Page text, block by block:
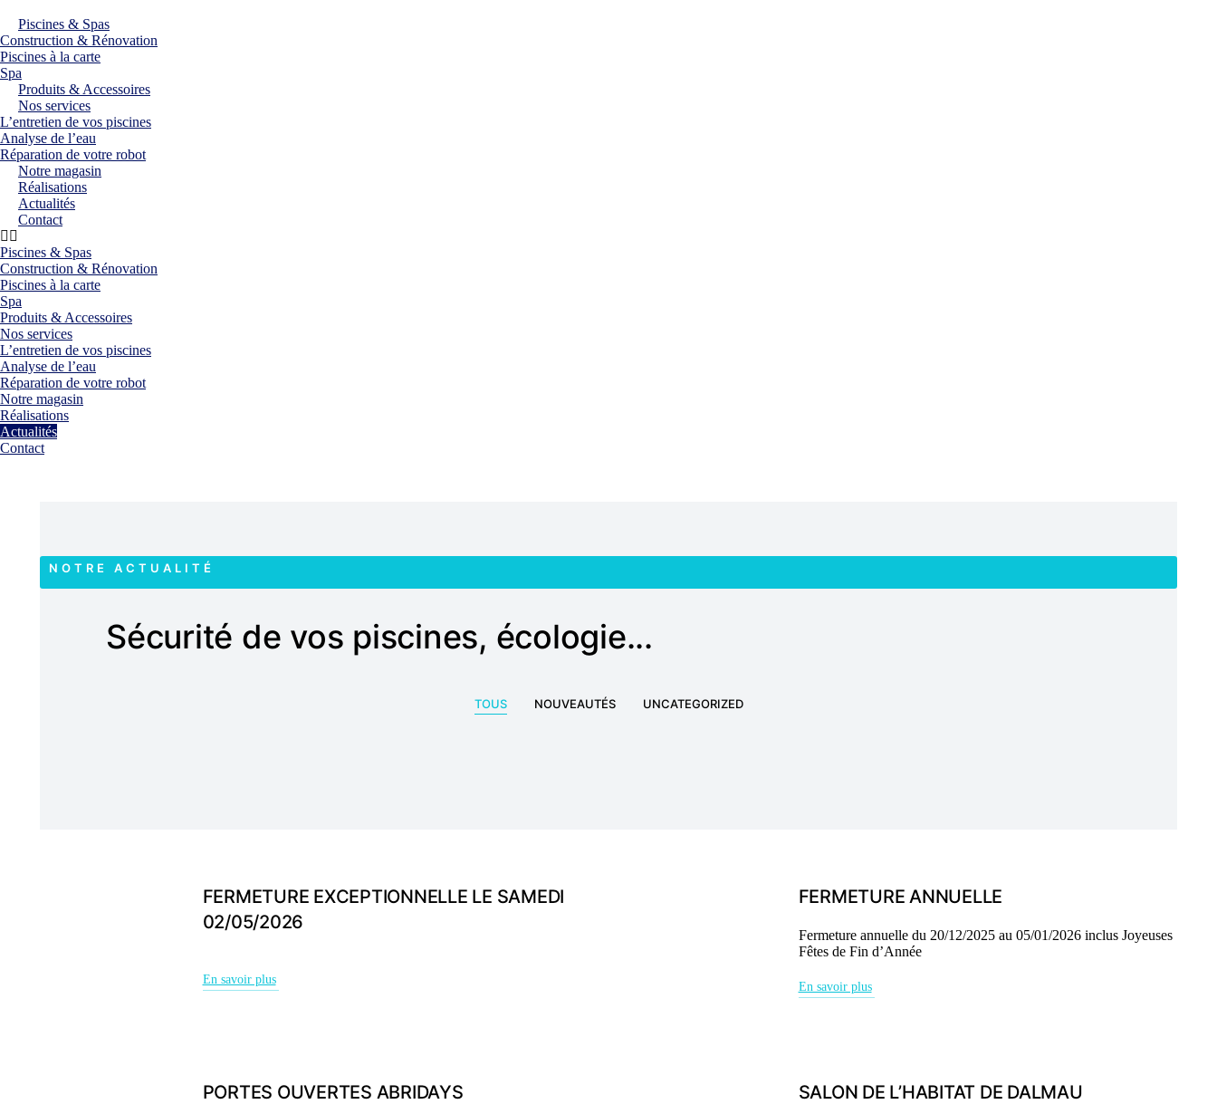
Piscines & Spas
Construction & Rénovation
Piscines à la carte
Spa
Produits & Accessoires
Nos services
L’entretien de vos piscines
Analyse de l’eau
Réparation de votre robot
Notre magasin
Réalisations
Actualités
Contact
Piscines & Spas
Construction & Rénovation
Piscines à la carte
Spa
Produits & Accessoires
Nos services
L’entretien de vos piscines
Analyse de l’eau
Réparation de votre robot
Notre magasin
Réalisations
Actualités
Contact
NOTRE ACTUALITÉ
Sécurité de vos piscines, écologie...
TOUS NOUVEAUTÉS UNCATEGORIZED
FERMETURE EXCEPTIONNELLE LE SAMEDI
02/05/2026
En savoir plus
FERMETURE ANNUELLE
Fermeture annuelle du 20/12/2025 au 05/01/2026 inclus Joyeuses
Fêtes de Fin d’Année
En savoir plus
PORTES OUVERTES ABRIDAYS SALON DE L’HABITAT DE DALMAU